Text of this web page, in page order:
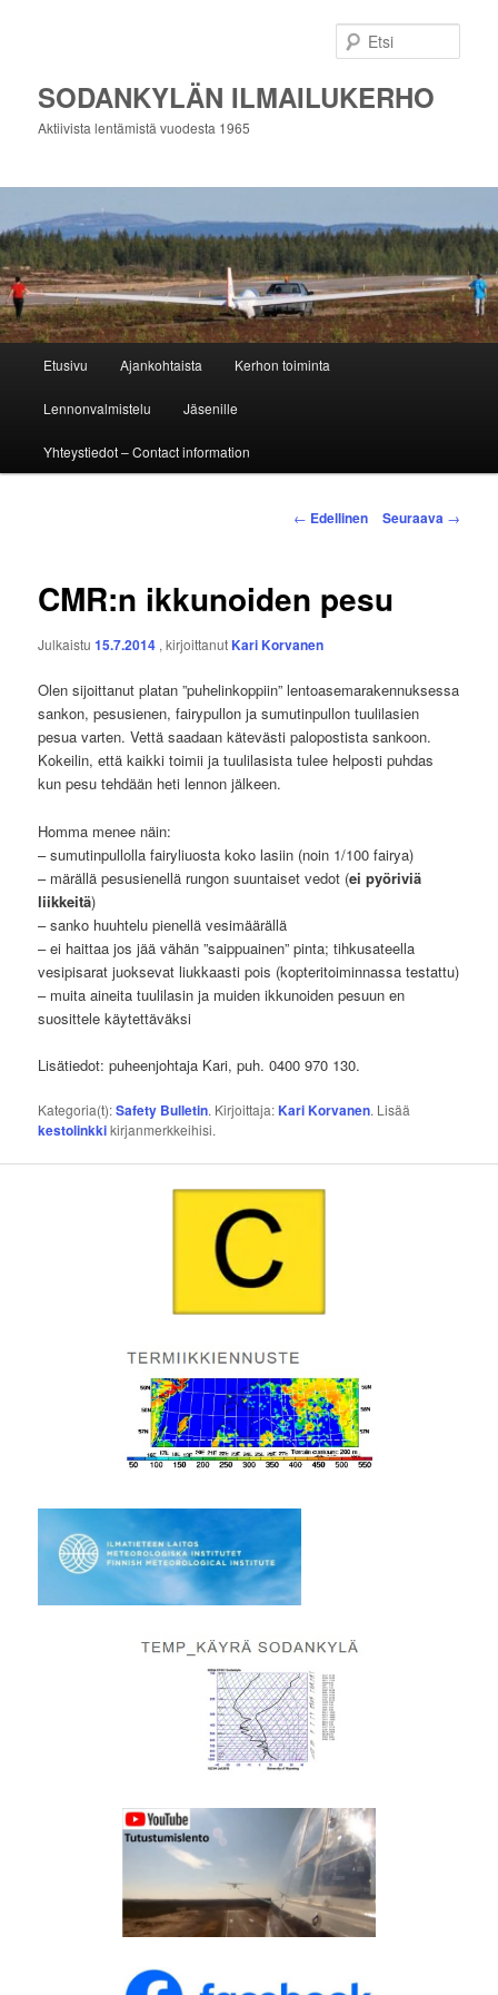
SODANKYLÄN ILMAILUKERHO
Aktiivista lentämistä vuodesta 1965
Etusivu Ajankohtaista Kerhon toiminta
Lennonvalmistelu Jäsenille
Yhteystiedot – Contact information
Artikkelien
← Edellinen Seuraava →
CMR:n ikkunoiden pesu
Julkaistu15.7.2014 , kirjoittanutKari Korvanen
Olen sijoittanut platan ”puhelinkoppiin” lentoasemarakennuksessa
sankon, pesusienen, fairypullon ja sumutinpullon tuulilasien
pesua varten. Vettä saadaan kätevästi palopostista sankoon.
Kokeilin, että kaikki toimii ja tuulilasista tulee helposti puhdas
kun pesu tehdään heti lennon jälkeen.
Homma menee näin:
– sumutinpullolla fairyliuosta koko lasiin (noin 1/100 fairya)
– märällä pesusienellä rungon suuntaiset vedot (ei pyöriviä
liikkeitä)
– sanko huuhtelu pienellä vesimäärällä
– ei haittaa jos jää vähän ”saippuainen” pinta; tihkusateella
vesipisarat juoksevat liukkaasti pois (kopteritoiminnassa testattu)
– muita aineita tuulilasin ja muiden ikkunoiden pesuun en
suosittele käytettäväksi
Lisätiedot: puheenjohtaja Kari, puh. 0400 970 130.
Kategoria(t):Safety Bulletin. Kirjoittaja:Kari Korvanen. Lisää
kestolinkkikirjanmerkkeihisi.